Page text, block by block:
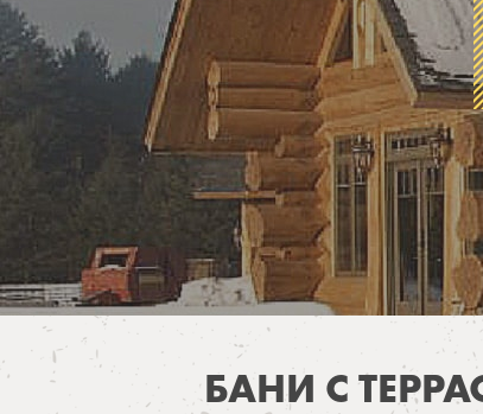
ВЫ ЗДЕСЬ
БАНИ С